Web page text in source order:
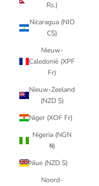
Rs.)
Nicaragua (NIO
C$)
Nieuw-
Caledonië (XPF
Fr)
Nieuw-Zeeland
(NZD $)
Niger (XOF Fr)
Nigeria (NGN
₦)
Niue (NZD $)
Noord-